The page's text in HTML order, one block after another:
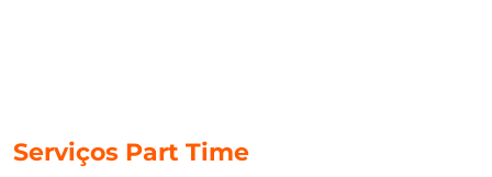
Serviços Part Time